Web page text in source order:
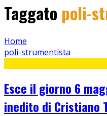
Taggato poli-
Home
poli-strumentista
Esce il giorno 6
inedito di Cristiano